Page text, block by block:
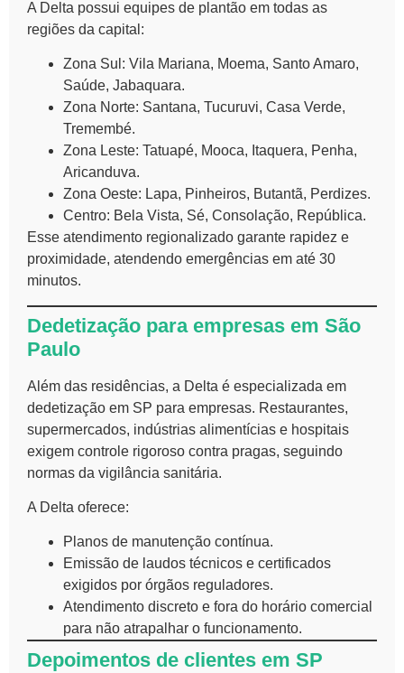
A Delta possui equipes de plantão em todas as
regiões da capital:
Zona Sul: Vila Mariana, Moema, Santo Amaro,
Saúde, Jabaquara.
Zona Norte: Santana, Tucuruvi, Casa Verde,
Tremembé.
Zona Leste: Tatuapé, Mooca, Itaquera, Penha,
Aricanduva.
Zona Oeste: Lapa, Pinheiros, Butantã, Perdizes.
Centro: Bela Vista, Sé, Consolação, República.
Esse atendimento regionalizado garante rapidez e
proximidade, atendendo emergências em até 30
minutos.
Dedetização para empresas em São
Paulo
Além das residências, a Delta é especializada em
dedetização em SP para empresas. Restaurantes,
supermercados, indústrias alimentícias e hospitais
exigem controle rigoroso contra pragas, seguindo
normas da vigilância sanitária.
A Delta oferece:
Planos de manutenção contínua.
Emissão de laudos técnicos e certificados
exigidos por órgãos reguladores.
Atendimento discreto e fora do horário comercial
para não atrapalhar o funcionamento.
Depoimentos de clientes em SP